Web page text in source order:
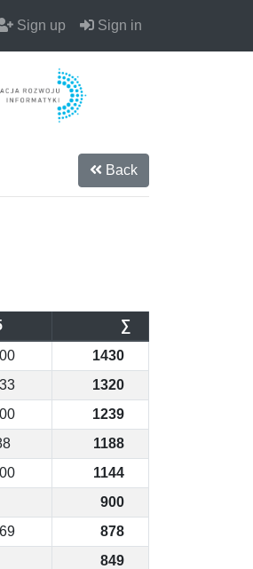
Sign up Sign in
Back
∑
1430
1320
1239
1188
1144
900
878
849